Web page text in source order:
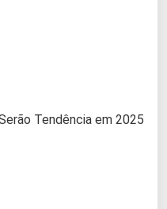
Tendência em 2025